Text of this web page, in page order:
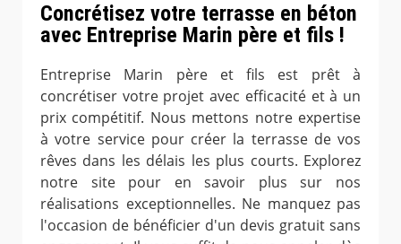
Concrétisez votre terrasse en béton
avec Entreprise Marin père et fils !
Entreprise Marin père et fils est prêt à
concrétiser votre projet avec efficacité et à un
prix compétitif. Nous mettons notre expertise
à votre service pour créer la terrasse de vos
rêves dans les délais les plus courts. Explorez
notre site pour en savoir plus sur nos
réalisations exceptionnelles. Ne manquez pas
l'occasion de bénéficier d'un devis gratuit sans